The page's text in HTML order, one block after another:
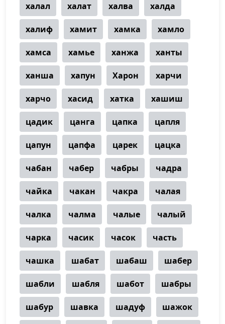
халал халат халва халда
халиф хамит хамка хамло
хамса хамье ханжа ханты
ханша хапун Харон харчи
харчо хасид хатка хашиш
цадик цанга цапка цапля
цапун цапфа царек цацка
чабан чабер чабры чадра
чайка чакан чакра чалая
чалка чалма чалые чалый
чарка часик часок часть
чашка шабат шабаш шабер
шабли шабля шабот шабры
шабур шавка шадуф шажок